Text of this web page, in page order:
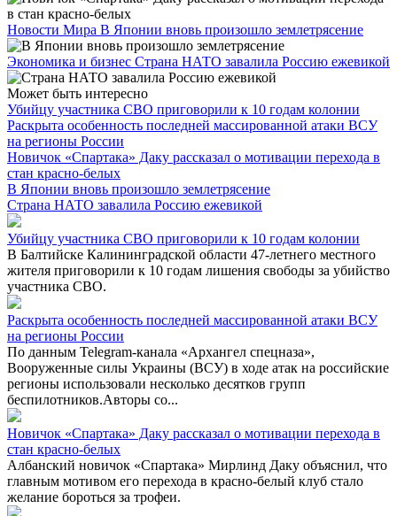
Новости Мира В Японии вновь произошло землетрясение
Экономика и бизнес Страна НАТО завалила Россию ежевикой
Может быть интересно
Убийцу участника СВО приговорили к 10 годам колонии
Раскрыта особенность последней массированной атаки ВСУ
на регионы России
Новичок «Спартака» Даку рассказал о мотивации перехода в
стан красно-белых
В Японии вновь произошло землетрясение
Страна НАТО завалила Россию ежевикой
Убийцу участника СВО приговорили к 10 годам колонии
В Балтийске Калининградской области 47-летнего местного
жителя приговорили к 10 годам лишения свободы за убийство
участника СВО.
Раскрыта особенность последней массированной атаки ВСУ
на регионы России
По данным Telegram-канала «Архангел спецназа»,
Вооруженные силы Украины (ВСУ) в ходе атак на российские
регионы использовали несколько десятков групп
беспилотников.Авторы со...
Новичок «Спартака» Даку рассказал о мотивации перехода в
стан красно-белых
Албанский новичок «Спартака» Мирлинд Даку объяснил, что
главным мотивом его перехода в красно-белый клуб стало
желание бороться за трофеи.